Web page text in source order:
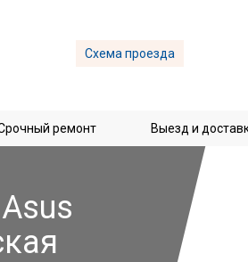
Схема проезда
ремонт Выезд и